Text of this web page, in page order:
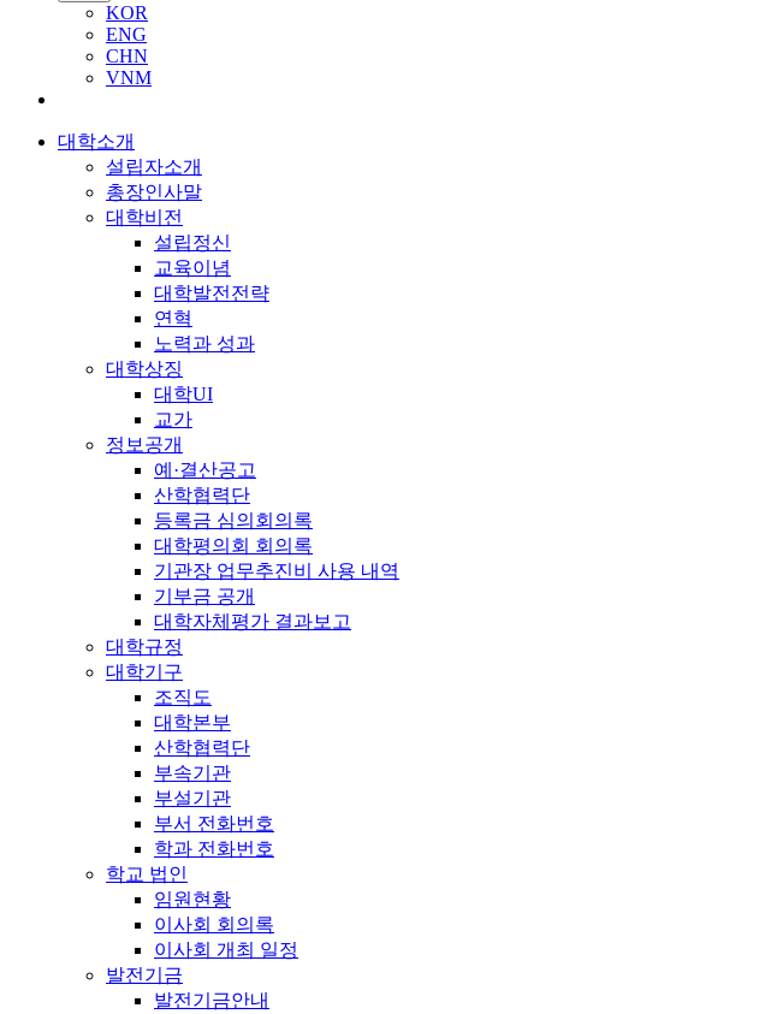
KOR
ENG
CHN
VNM
대학소개
설립자소개
총장인사말
대학비전
설립정신
교육이념
대학발전전략
연혁
노력과 성과
대학상징
대학UI
교가
정보공개
예·결산공고
산학협력단
등록금 심의회의록
대학평의회 회의록
기관장 업무추진비 사용 내역
기부금 공개
대학자체평가 결과보고
대학규정
대학기구
조직도
대학본부
산학협력단
부속기관
부설기관
부서 전화번호
학과 전화번호
학교 법인
임원현황
이사회 회의록
이사회 개최 일정
발전기금
발전기금안내